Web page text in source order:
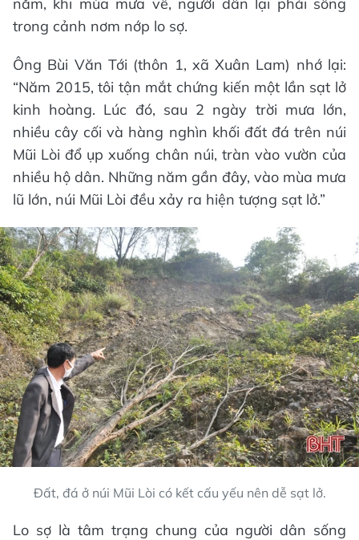
năm, khi mùa mưa về, người dân lại phải sống
trong cảnh nơm nớp lo sợ.
Ông Bùi Văn Tới (thôn 1, xã Xuân Lam) nhớ lại:
“Năm 2015, tôi tận mắt chứng kiến một lần sạt lở
kinh hoàng. Lúc đó, sau 2 ngày trời mưa lớn,
nhiều cây cối và hàng nghìn khối đất đá trên núi
Mũi Lòi đổ ụp xuống chân núi, tràn vào vườn của
nhiều hộ dân. Những năm gần đây, vào mùa mưa
lũ lớn, núi Mũi Lòi đều xảy ra hiện tượng sạt lở.”
Đất, đá ở núi Mũi Lòi có kết cấu yếu nên dễ sạt lở.
Lo sợ là tâm trạng chung của người dân sống